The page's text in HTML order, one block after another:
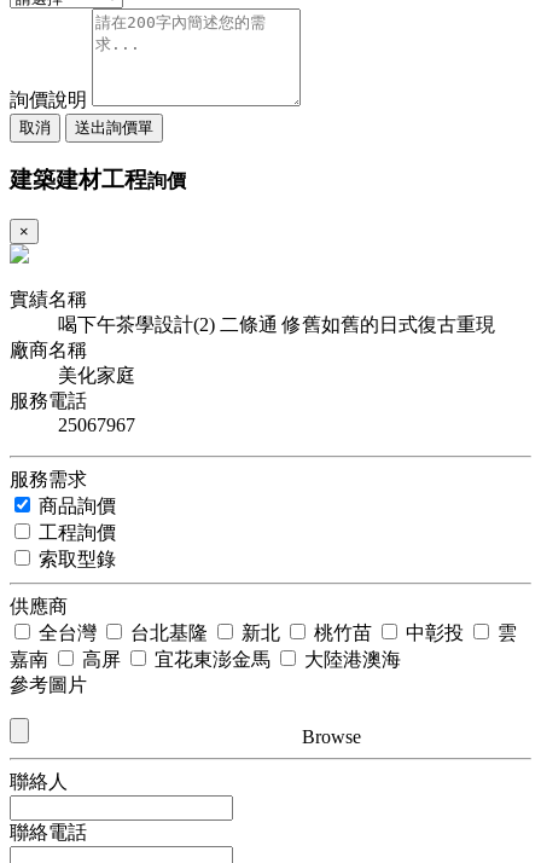
詢價說明
取消 送出詢價單
建築建材工程詢價
×
實績名稱
喝下午茶學設計(2) 二條通 修舊如舊的日式復古重現
廠商名稱
美化家庭
服務電話
25067967
服務需求
商品詢價
工程詢價
索取型錄
供應商
全台灣
台北基隆 新北 桃竹苗 中彰投
雲
嘉南
高屏 宜花東澎金馬
大陸港澳海
參考圖片
Browse
聯絡人
聯絡電話